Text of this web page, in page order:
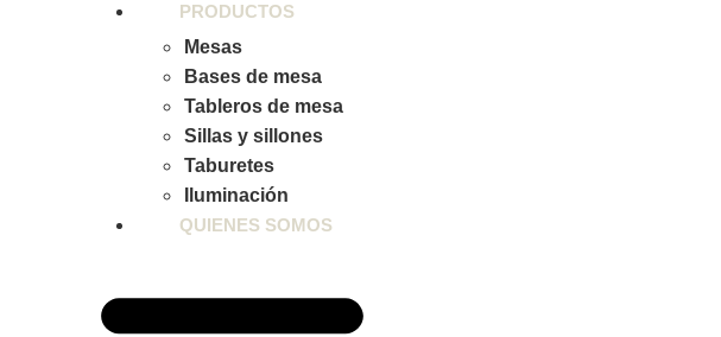
PRODUCTOS
Mesas
Bases de mesa
Tableros de mesa
Sillas y sillones
Taburetes
Iluminación
QUIENES SOMOS